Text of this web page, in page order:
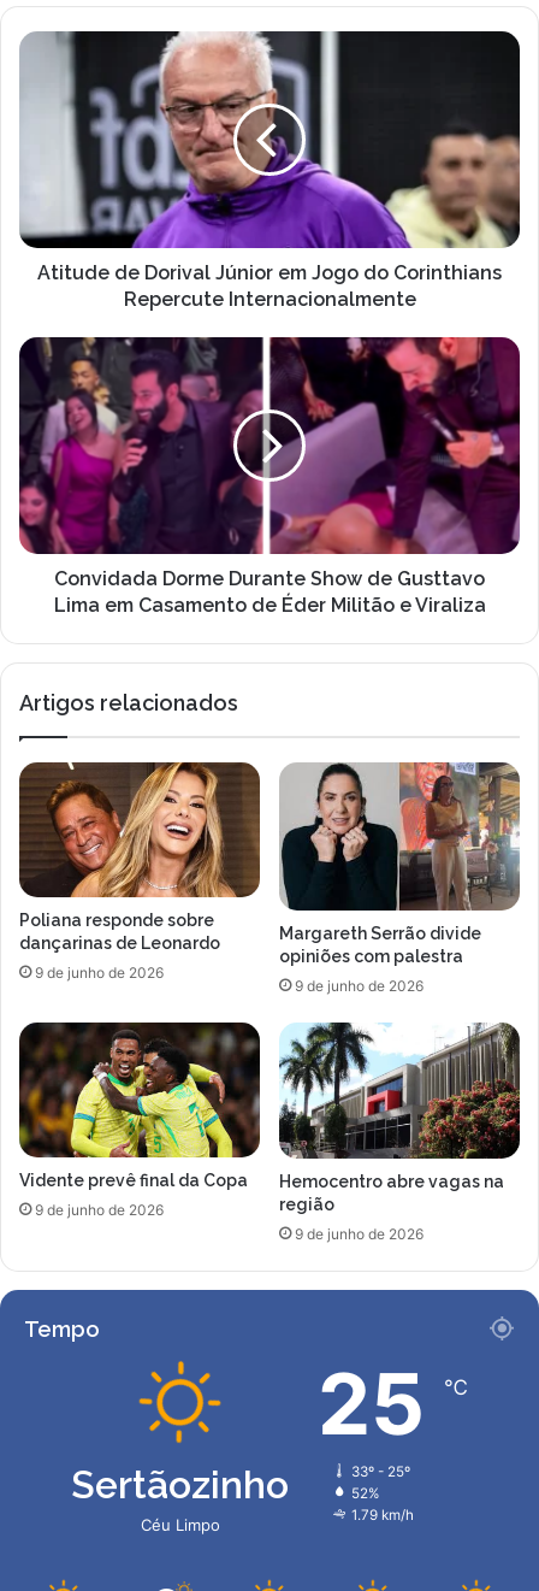
Atitude
Corinthians
Repercute
Internacionalmente
Atitude de Dorival Júnior em Jogo do Corinthians
Repercute Internacionalmente
Convidada
Dorme
Durante
Show
de
Gusttavo
Lima
em
Casamento
Convidada Dorme Durante Show de Gusttavo
Lima em Casamento de Éder Militão e Viraliza
Artigos relacionados
Poliana responde sobre
dançarinas de Leonardo
9 de junho de 2026
Margareth Serrão divide
opiniões com palestra
9 de junho de 2026
Vidente prevê final da Copa
9 de junho de 2026
Hemocentro abre vagas na
região
9 de junho de 2026
Tempo
Sertãozinho
Céu Limpo
25 ℃
33º - 25º
52%
1.79 km/h